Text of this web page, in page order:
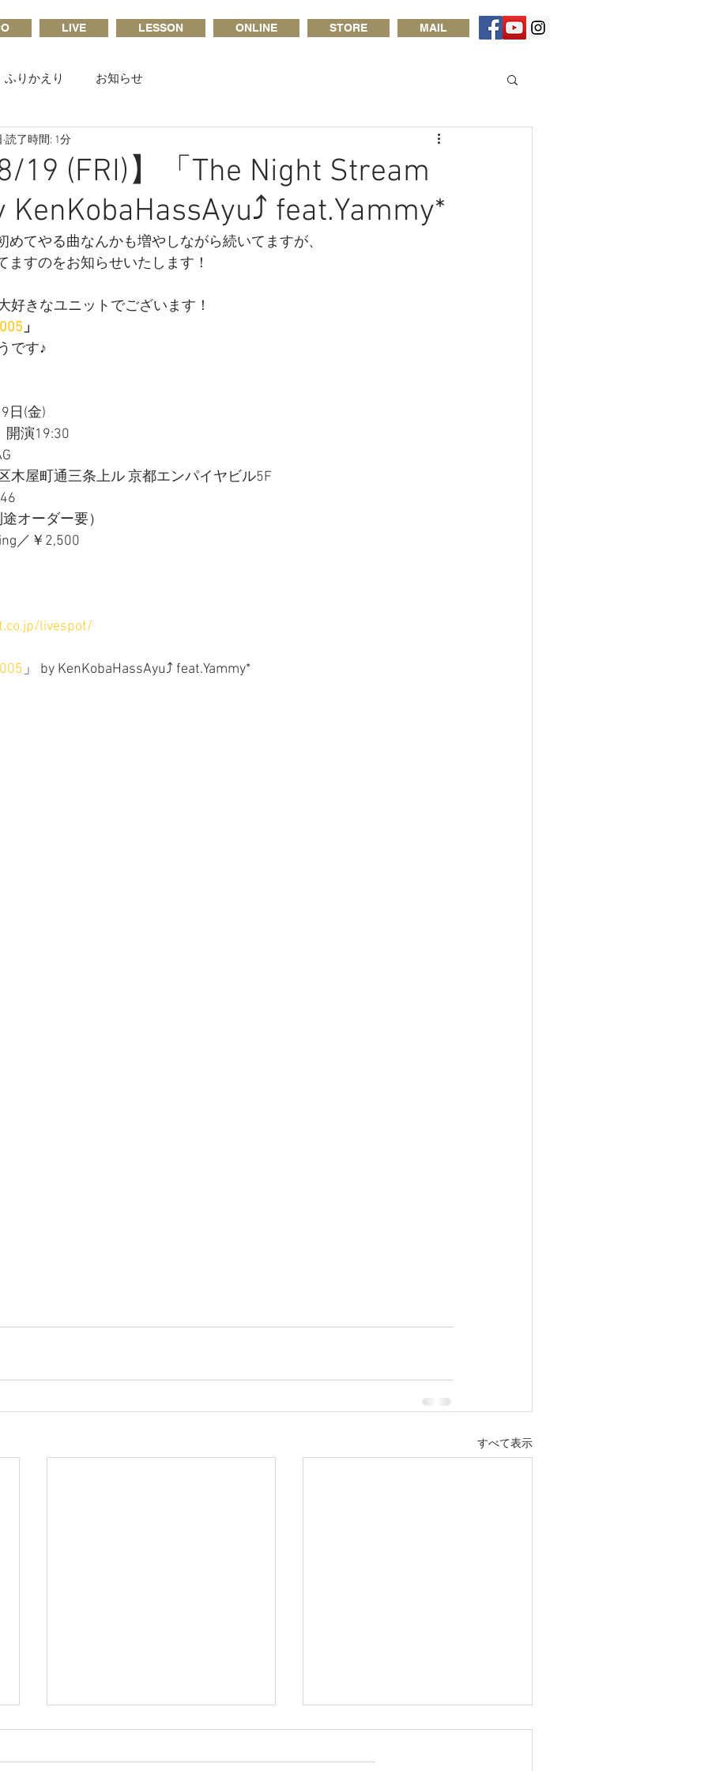
LIVE LESSON ONLINE STORE MAIL
ふりかえり お知らせ
19 (FRI)】「The Night Stream
KenKobaHassAyu⤴︎ feat.Yammy*
読了時間: 1分
めてやる曲なんかも増やしながら続いてますが、
ますのをお知らせいたします！
好きなユニットでございます！
」
です♪
日(金)
19:30
通三条上ル 京都エンパイヤビル5F
オーダー要）
￥2,500
livespot/
」 by KenKobaHassAyu⤴︎ feat.Yammy*
すべて表示